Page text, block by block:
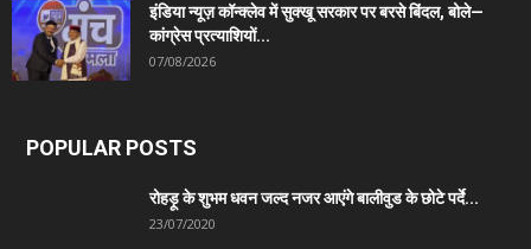
इंडिया न्यूज़ कॉन्क्लेव में सुक्खू सरकार पर बरसे बिंदल, बोले—
कांग्रेस प्रत्याशियों...
07/08/2026
POPULAR POSTS
रोहड़ू के शुभम धवन जल्द नजर आएंगे बालीवुड के छोटे पर्दे...
23/07/2020